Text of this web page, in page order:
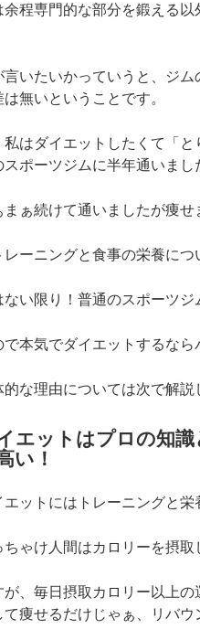
余程専門的な部分を鍛える
言いたいかっていうと、ジ
は無いということです。
私はダイエットしたくて 「
スポーツジムに半年通いまし
まぁ続けて通いましたが痩せ
レーニングと食事の栄養に
ない限り！普通のスポーツジ
で本気でダイエットするな
的な理由については次で解説
エットはプロの知
い！
エットにはトレーニングと
ちゃけ人間はカロリーを摂取
が、毎日摂取カロリー以上
て痩せるだけじゃぁ、リバ